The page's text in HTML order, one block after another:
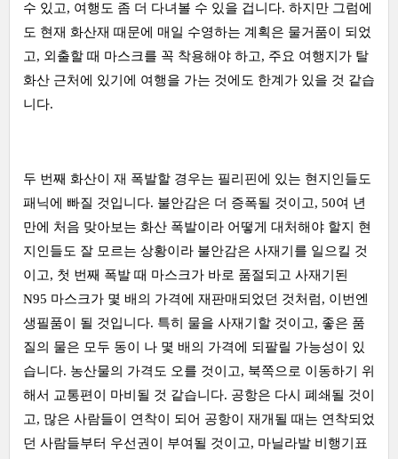
수 있고, 여행도 좀 더 다녀볼 수 있을 겁니다. 하지만 그럼에
도 현재 화산재 때문에 매일 수영하는 계획은 물거품이 되었
고, 외출할 때 마스크를 꼭 착용해야 하고, 주요 여행지가 탈
화산 근처에 있기에 여행을 가는 것에도 한계가 있을 것 같습
니다.
두 번째 화산이 재 폭발할 경우는 필리핀에 있는 현지인들도
패닉에 빠질 것입니다. 불안감은 더 증폭될 것이고, 50여 년
만에 처음 맞아보는 화산 폭발이라 어떻게 대처해야 할지 현
지인들도 잘 모르는 상황이라 불안감은 사재기를 일으킬 것
이고, 첫 번째 폭발 때 마스크가 바로 품절되고 사재기된
N95 마스크가 몇 배의 가격에 재판매되었던 것처럼, 이번엔
생필품이 될 것입니다. 특히 물을 사재기할 것이고, 좋은 품
질의 물은 모두 동이 나 몇 배의 가격에 되팔릴 가능성이 있
습니다. 농산물의 가격도 오를 것이고, 북쪽으로 이동하기 위
해서 교통편이 마비될 것 같습니다. 공항은 다시 폐쇄될 것이
고, 많은 사람들이 연착이 되어 공항이 재개될 때는 연착되었
던 사람들부터 우선권이 부여될 것이고, 마닐라발 비행기표